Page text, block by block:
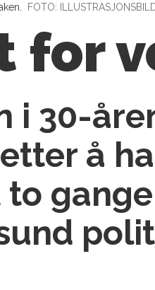
FOTO:
for
i 30-
å